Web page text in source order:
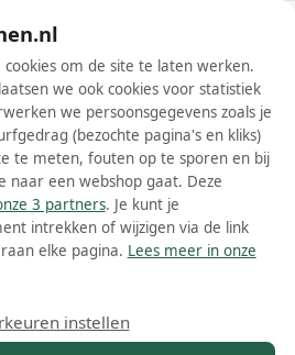
Wis filters Alle filters
dames
Model Kleur
om de site te laten werken.
we ook cookies voor statistiek
we persoonsgegevens zoals je
(bezochte pagina's en kliks)
te meten, fouten op te sporen en bij
naar een webshop gaat. Deze
3 partners. Je kunt je
intrekken of wijzigen via de link
elke pagina. Lees meer in onze
instellen